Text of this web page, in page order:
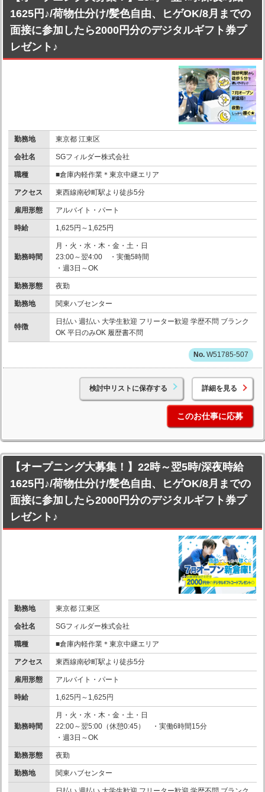
1625円♪/荷物仕分け/髪色自由、ヒゲOK/8月までの
面接に参加したら2000円分のデジタルギフト券プ
レゼント♪
勤務地 東京都 江東区
会社名 SGフィルダー株式会社
職種 ■倉庫内軽作業＊東京中継エリア
アクセス 東西線南砂町駅より徒歩5分
雇用形態 アルバイト・パート
時給 1,625円～1,625円
勤務時間
月・火・水・木・金・土・日
23:00～翌4:00 ・実働5時間
・週3日～OK
勤務形態 夜勤
勤務地 関東ハブセンター
特徴
日払い 週払い 大学生歓迎 フリーター歓迎 学歴不問 ブランク
OK 平日のみOK 履歴書不問
W51785-507
検討中リストに保存する 詳細を見る
このお仕事に応募
【オープニング大募集！】22時～翌5時/深夜時給
1625円♪/荷物仕分け/髪色自由、ヒゲOK/8月までの
面接に参加したら2000円分のデジタルギフト券プ
レゼント♪
勤務地 東京都 江東区
会社名 SGフィルダー株式会社
職種 ■倉庫内軽作業＊東京中継エリア
アクセス 東西線南砂町駅より徒歩5分
雇用形態 アルバイト・パート
時給 1,625円～1,625円
勤務時間
月・火・水・木・金・土・日
22:00～翌5:00（休憩0:45） ・実働6時間15分
・週3日～OK
勤務形態 夜勤
勤務地 関東ハブセンター